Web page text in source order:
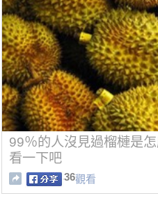
99％的人沒見過榴槤是
看一下吧
36觀看